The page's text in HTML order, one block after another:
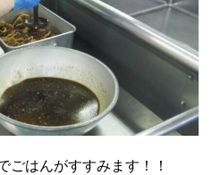
ごはんがすすみます！！